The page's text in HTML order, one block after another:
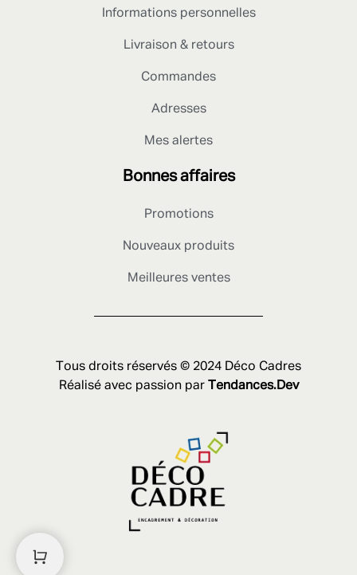
Informations personnelles
Livraison & retours
Commandes
Adresses
Mes alertes
Bonnes affaires
Promotions
Nouveaux produits
Meilleures ventes
Tous droits réservés © 2024 Déco Cadres
Réalisé avec passion par Tendances.Dev